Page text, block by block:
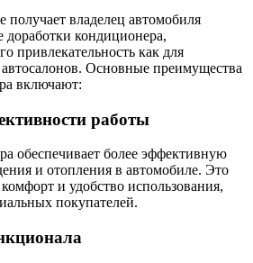
владелец автомобиля
доработки кондиционера,
привлекательность как для
Основные преимущества
включают:
работы
обеспечивает более эффективную
и отопления в автомобиле. Это
и удобство использования,
покупателей.